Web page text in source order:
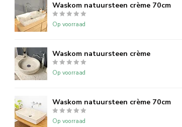
Waskom natuursteen crème 70cm
Op voorraad
Waskom natuursteen crème
Op voorraad
Waskom natuursteen crème 70cm
Op voorraad